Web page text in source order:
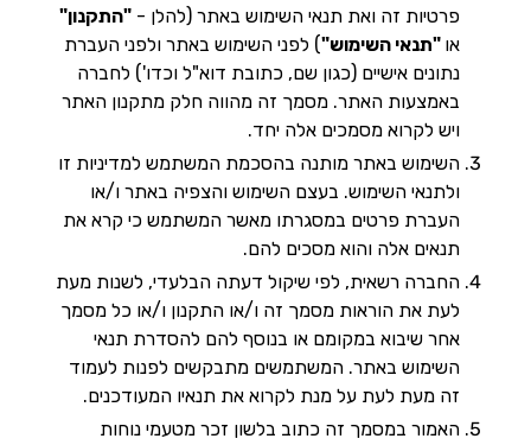
פרטיות זה ואת תנאי השימוש באתר (להלן - "התקנון"
או "תנאי השימוש") לפני השימוש באתר ולפני העברת
נתונים אישיים (כגון שם, כתובת דוא"ל וכדו') לחברה
באמצעות האתר. מסמך זה מהווה חלק מתקנון האתר
ויש לקרוא מסמכים אלה יחד.
השימוש באתר מותנה בהסכמת המשתמש למדיניות זו
ולתנאי השימוש. בעצם השימוש והצפיה באתר ו/או
העברת פרטים במסגרתו מאשר המשתמש כי קרא את
תנאים אלה והוא מסכים להם.
החברה רשאית, לפי שיקול דעתה הבלעדי, לשנות מעת
לעת את הוראות מסמך זה ו/או התקנון ו/או כל מסמך
אחר שיבוא במקומם או בנוסף להם להסדרת תנאי
השימוש באתר. המשתמשים מתבקשים לפנות לעמוד
זה מעת לעת על מנת לקרוא את תנאיו המעודכנים.
האמור במסמך זה כתוב בלשון זכר מטעמי נוחות